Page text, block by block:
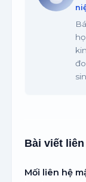
Bài viết
Mối liên hệ